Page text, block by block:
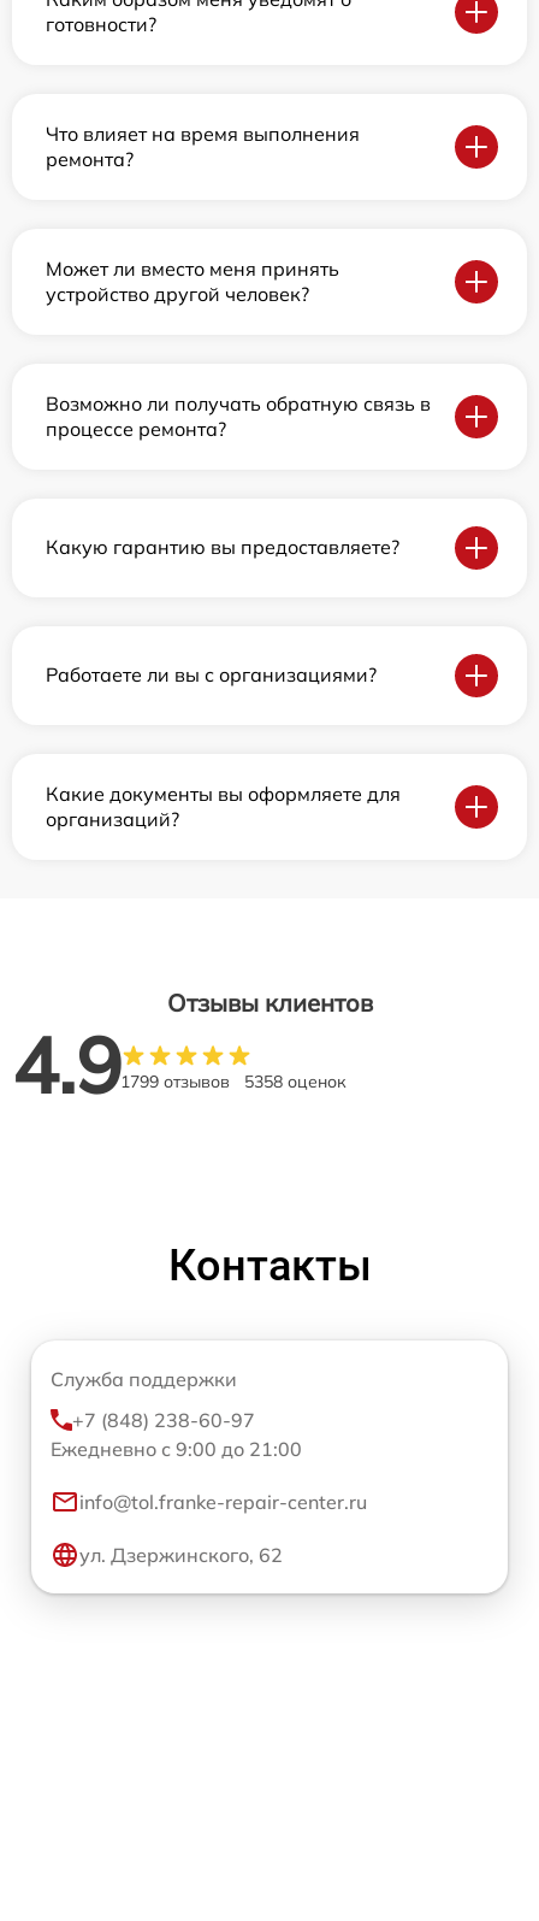
готовности?
Что влияет на время выполнения
ремонта?
Может ли вместо меня принять
устройство другой человек?
Возможно ли получать обратную связь в
процессе ремонта?
Какую гарантию вы предоставляете?
Работаете ли вы с организациями?
Какие документы вы оформляете для
организаций?
Отзывы клиентов
4.91799 отзывов 5358 оценок
Контакты
Служба поддержки
+7 (848) 238-60-97
Ежедневно с 9:00 до 21:00
info@tol.franke-repair-center.ru
ул. Дзержинского, 62